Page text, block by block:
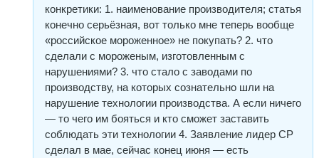
конкретики: 1. наименование производителя; статья
конечно серьёзная, вот только мне теперь вообще
«российское мороженное» не покупать? 2. что
сделали с мороженым, изготовленным с
нарушениями? 3. что стало с заводами по
производству, на которых сознательно шли на
нарушение технологии производства. А если ничего
— то чего им бояться и кто сможет заставить
соблюдать эти технологии 4. Заявление лидер СР
сделал в мае, сейчас конец июня — есть